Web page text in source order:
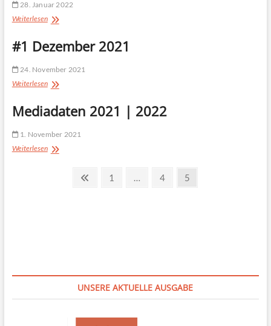
28. Januar 2022
Weiterlesen#2
#1 Dezember 2021
24. November 2021
Weiterlesen#1
2021
Mediadaten 2021 | 2022
1. November 2021
WeiterlesenMediadaten
Seitennummerierung
Previous
Page
1 … Page
4 Page
5
UNSERE AKTUELLE AUSGABE